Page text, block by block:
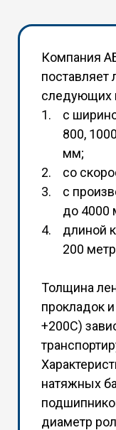
Компания
поставляет
следующих
с
800,
мм;
со
с
до 4000
длиной
200
Толщина
прокладок
+200С)
натяжных
диаметр